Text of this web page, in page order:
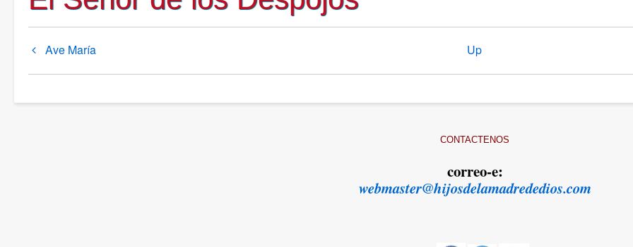
Book
Ave María Up
CONTACTENOS
correo-e:
webmaster@hijosdelamadrededios.com